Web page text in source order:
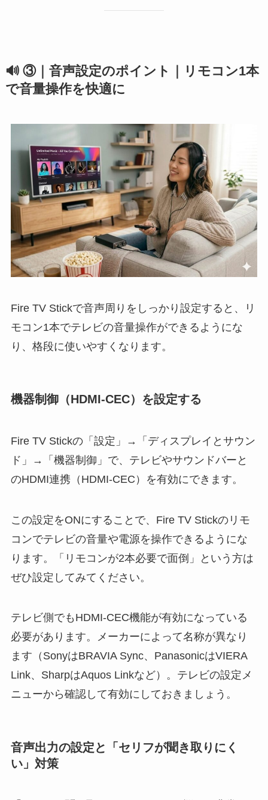
🔊 ③｜音声設定のポイント｜リモコン1本
で音量操作を快適に
Fire TV Stickで音声周りをしっかり設定すると、リ
モコン1本でテレビの音量操作ができるようにな
り、格段に使いやすくなります。
機器制御（HDMI-CEC）を設定する
Fire TV Stickの「設定」→「ディスプレイとサウン
ド」→「機器制御」で、テレビやサウンドバーと
のHDMI連携（HDMI-CEC）を有効にできます。
この設定をONにすることで、Fire TV Stickのリモ
コンでテレビの音量や電源を操作できるようにな
ります。「リモコンが2本必要で面倒」という方は
ぜひ設定してみてください。
テレビ側でもHDMI-CEC機能が有効になっている
必要があります。メーカーによって名称が異なり
ます（SonyはBRAVIA Sync、PanasonicはVIERA
Link、SharpはAquos Linkなど）。テレビの設定メ
ニューから確認して有効にしておきましょう。
音声出力の設定と「セリフが聞き取りにく
い」対策